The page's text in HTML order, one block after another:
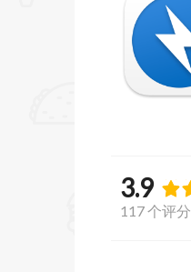
3.9
117 个评分